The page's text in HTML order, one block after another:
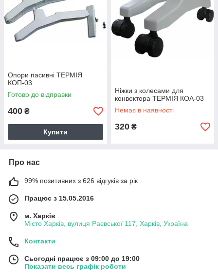
Опори пасивні ТЕРМІЯ
КОП-03
Готово до відправки
400 ₴
Купити
Ніжки з колесами для
конвектора ТЕРМІЯ КОА-03
Немає в наявності
320 ₴
Про нас
99% позитивних з 626 відгуків за рік
Працює з 15.05.2016
м. Харків
Місто Харків, вулиця Раєвської 117, Харків, Україна
Контакти
Сьогодні працює з 09:00 до 19:00
Показати весь графік роботи